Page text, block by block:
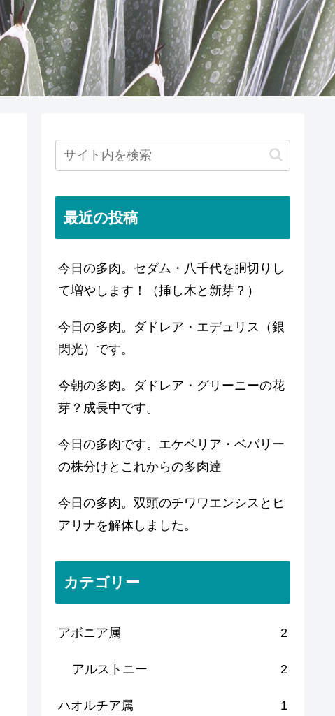
最近の投稿
今日の多肉。セダム・八千代を胴切りし
て増やします！（挿し木と新芽？）
今日の多肉。ダドレア・エデュリス（銀
閃光）です。
今朝の多肉。ダドレア・グリーニーの花
芽？成長中です。
今日の多肉です。エケベリア・ベバリー
の株分けとこれからの多肉達
今日の多肉。双頭のチワワエンシスとヒ
アリナを解体しました。
カテゴリー
アボニア属 2
アルストニー 2
ハオルチア属 1